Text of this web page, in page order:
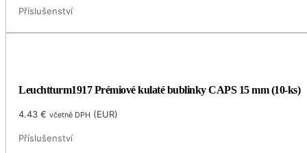
Příslušenství
Leuchtturm1917 Prémiové kulaté bublinky CAPS 15 mm (10-ks)
4.43€ včetně DPH (EUR)
Příslušenství